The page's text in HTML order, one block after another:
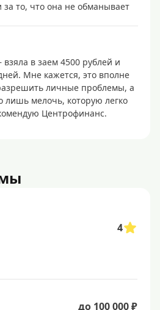
то, что она не обманывает
в заем 4500 рублей и
Мне кажется, это вполне
личные проблемы, а
лишь мелочь, которую легко
Центрофинанс.
4
до 100 000 ₽